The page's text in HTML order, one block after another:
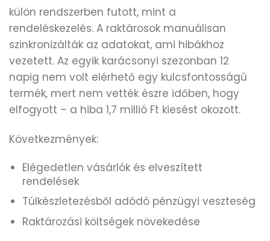
külön rendszerben futott, mint a
rendeléskezelés. A raktárosok manuálisan
szinkronizálták az adatokat, ami hibákhoz
vezetett. Az egyik karácsonyi szezonban 12
napig nem volt elérhető egy kulcsfontosságú
termék, mert nem vették észre időben, hogy
elfogyott – a hiba 1,7 millió Ft kiesést okozott.
Következmények:
Elégedetlen vásárlók és elveszített
rendelések
Túlkészletezésből adódó pénzügyi veszteség
Raktározási költségek növekedése